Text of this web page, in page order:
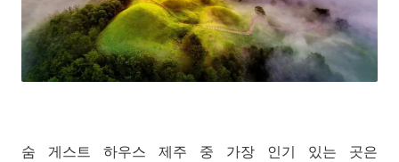
숨 게스트 하우스 제주 중 가장 인기 있는 곳은